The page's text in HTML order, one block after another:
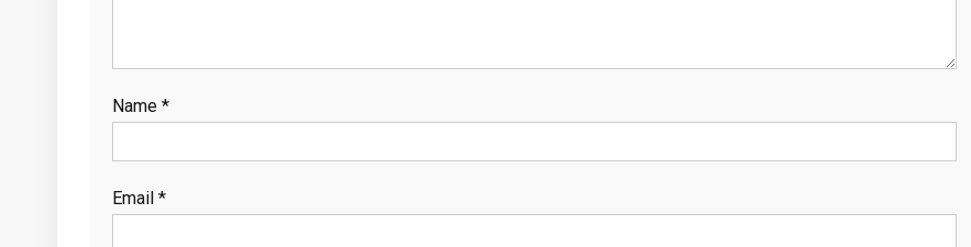
Name *
Email *